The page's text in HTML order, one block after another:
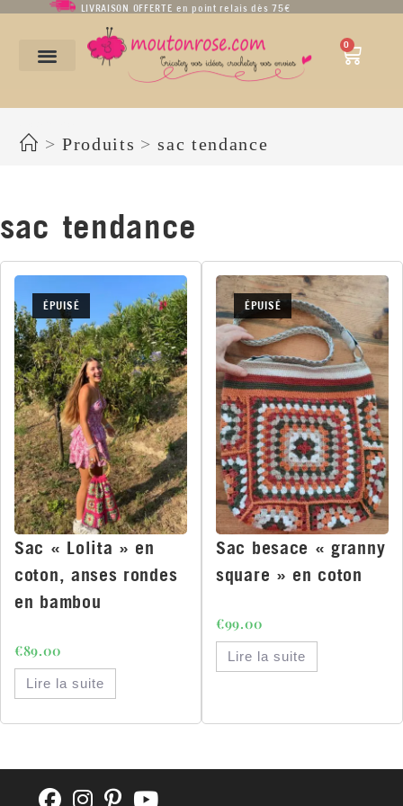
LIVRAISON OFFERTE en point relais dès 75€
0
> Produits > sac tendance
sac tendance
ÉPUISÉ
Sac « Lolita » en
coton, anses rondes
en bambou
€89.00
Lire la suite
ÉPUISÉ
Sac besace « granny
square » en coton
€99.00
Lire la suite